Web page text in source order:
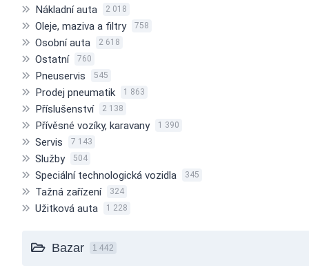
Nákladní auta 2 018
Oleje, maziva a filtry 758
Osobní auta 2 618
Ostatní 760
Pneuservis 545
Prodej pneumatik 1 863
Příslušenství 2 138
Přívěsné vozíky, karavany 1 390
Servis 7 143
Služby 504
Speciální technologická vozidla 345
Tažná zařízení 324
Užitková auta 1 228
Bazar 1 442